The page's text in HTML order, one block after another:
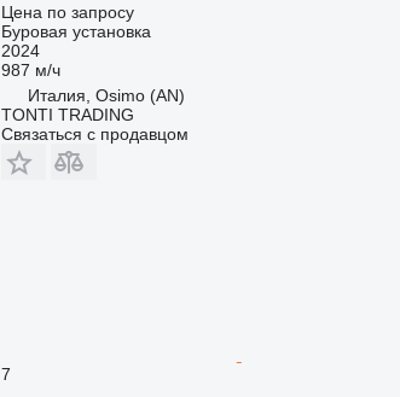
Цена по запросу
Буровая установка
2024
987 м/ч
Италия, Osimo (AN)
TONTI TRADING
Связаться с продавцом
7